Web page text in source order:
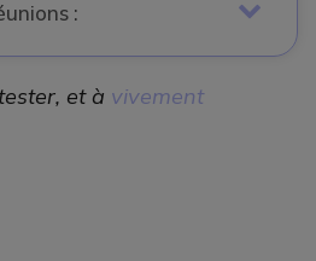
:
et à vivement